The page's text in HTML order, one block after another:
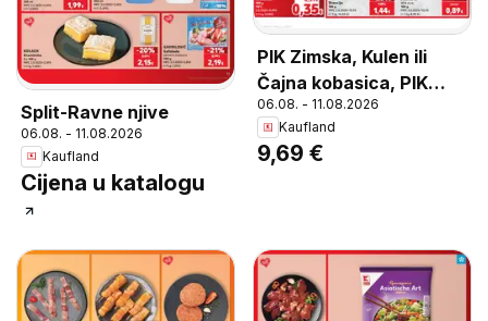
Split-Ravne njive
06.08. - 11.08.2026
Kaufland
Cijena u katalogu
PIK Zimska, Kulen ili
Čajna kobasica, PIK
Zimska, Kulen ili Čajna
kobasica 650 g
06.08. - 11.08.2026
Kaufland
9,69 €